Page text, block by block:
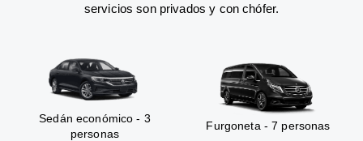
servicios son privados y con chófer.
Sedán económico - 3
personas
Furgoneta - 7 personas